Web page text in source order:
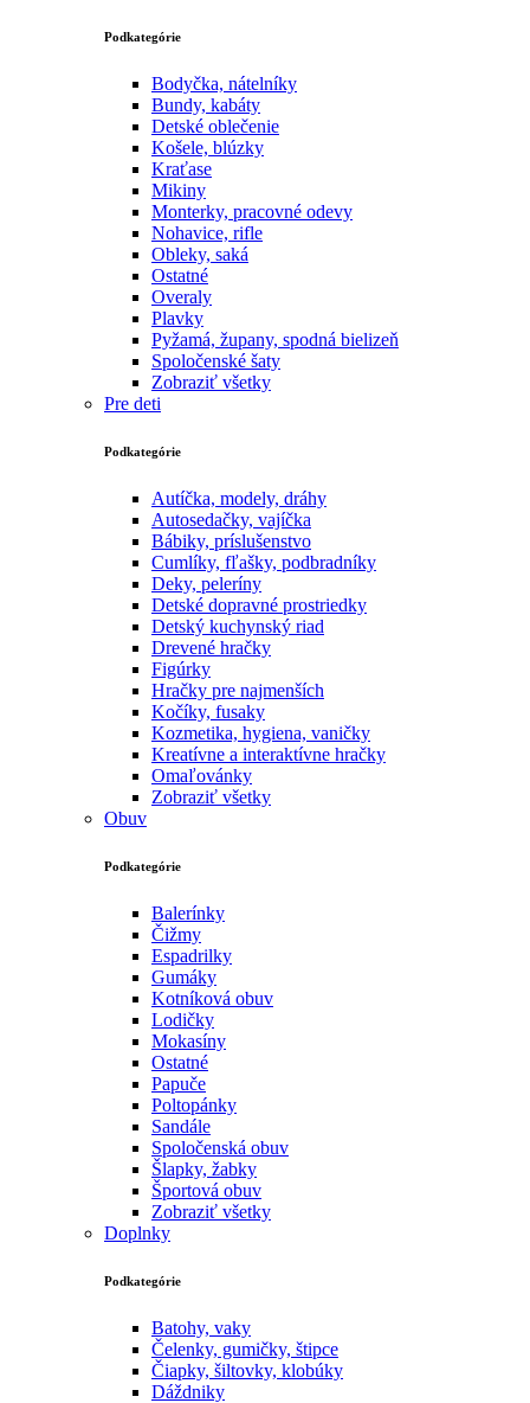
Podkategórie
Bodyčka, nátelníky
Bundy, kabáty
Detské oblečenie
Košele, blúzky
Kraťase
Mikiny
Monterky, pracovné odevy
Nohavice, rifle
Obleky, saká
Ostatné
Overaly
Plavky
Pyžamá, župany, spodná bielizeň
Spoločenské šaty
Zobraziť všetky
Pre deti
Podkategórie
Autíčka, modely, dráhy
Autosedačky, vajíčka
Bábiky, príslušenstvo
Cumlíky, fľašky, podbradníky
Deky, peleríny
Detské dopravné prostriedky
Detský kuchynský riad
Drevené hračky
Figúrky
Hračky pre najmenších
Kočíky, fusaky
Kozmetika, hygiena, vaničky
Kreatívne a interaktívne hračky
Omaľovánky
Zobraziť všetky
Obuv
Podkategórie
Balerínky
Čižmy
Espadrilky
Gumáky
Kotníková obuv
Lodičky
Mokasíny
Ostatné
Papuče
Poltopánky
Sandále
Spoločenská obuv
Šlapky, žabky
Športová obuv
Zobraziť všetky
Doplnky
Podkategórie
Batohy, vaky
Čelenky, gumičky, štipce
Čiapky, šiltovky, klobúky
Dáždniky